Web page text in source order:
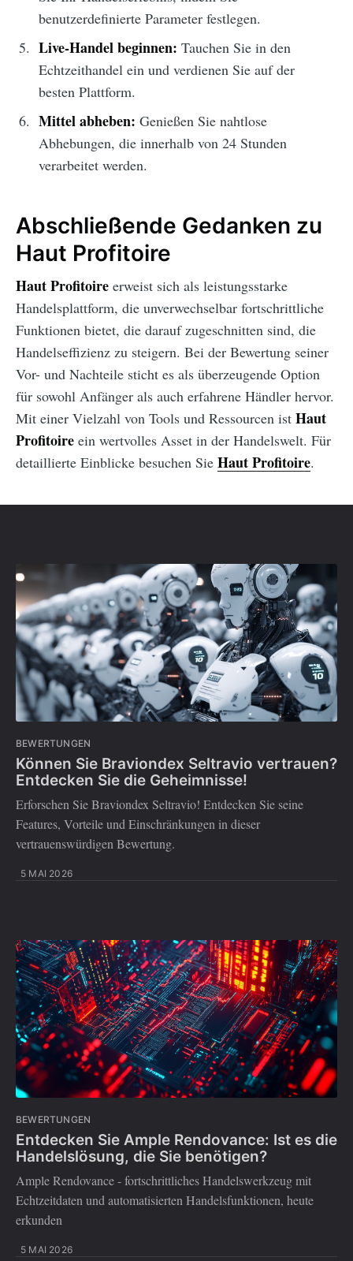
benutzerdefinierte Parameter festlegen.
Live-Handel beginnen: Tauchen Sie in den
Echtzeithandel ein und verdienen Sie auf der
besten Plattform.
Mittel abheben: Genießen Sie nahtlose
Abhebungen, die innerhalb von 24 Stunden
verarbeitet werden.
Abschließende Gedanken zu
Haut Profitoire
Haut Profitoire erweist sich als leistungsstarke
Handelsplattform, die unverwechselbar fortschrittliche
Funktionen bietet, die darauf zugeschnitten sind, die
Handelseffizienz zu steigern. Bei der Bewertung seiner
Vor- und Nachteile sticht es als überzeugende Option
für sowohl Anfänger als auch erfahrene Händler hervor.
Mit einer Vielzahl von Tools und Ressourcen ist Haut
Profitoire ein wertvolles Asset in der Handelswelt. Für
detaillierte Einblicke besuchen Sie Haut Profitoire.
BEWERTUNGEN
Können Sie Braviondex Seltravio vertrauen?
Entdecken Sie die Geheimnisse!
Erforschen Sie Braviondex Seltravio! Entdecken Sie seine
Features, Vorteile und Einschränkungen in dieser
vertrauenswürdigen Bewertung.
5 MAI 2026
BEWERTUNGEN
Entdecken Sie Ample Rendovance: Ist es die
Handelslösung, die Sie benötigen?
Ample Rendovance - fortschrittliches Handelswerkzeug mit
Echtzeitdaten und automatisierten Handelsfunktionen, heute
erkunden
5 MAI 2026